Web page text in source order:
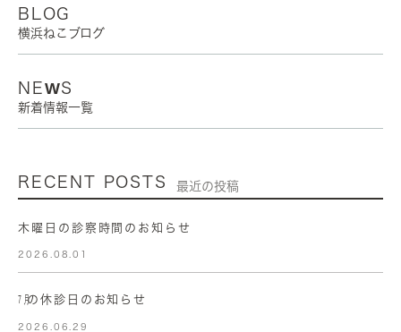
BLOG
横浜ねこブログ
NEWS
新着情報一覧
RECENT POSTS 最近の投稿
木曜日の診察時間のお知らせ
2026.08.01
㋆の休診日のお知らせ
2026.06.29